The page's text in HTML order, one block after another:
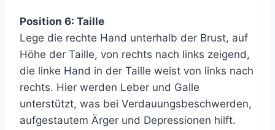
Position 6: Taille
Lege die rechte Hand unterhalb der Brust, auf
Höhe der Taille, von rechts nach links zeigend,
die linke Hand in der Taille weist von links nach
rechts. Hier werden Leber und Galle
unterstützt, was bei Verdauungsbeschwerden,
aufgestautem Ärger und Depressionen hilft.